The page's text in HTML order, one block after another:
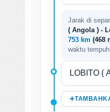
Jarak di
( Angola ) -
753 km (468
waktu